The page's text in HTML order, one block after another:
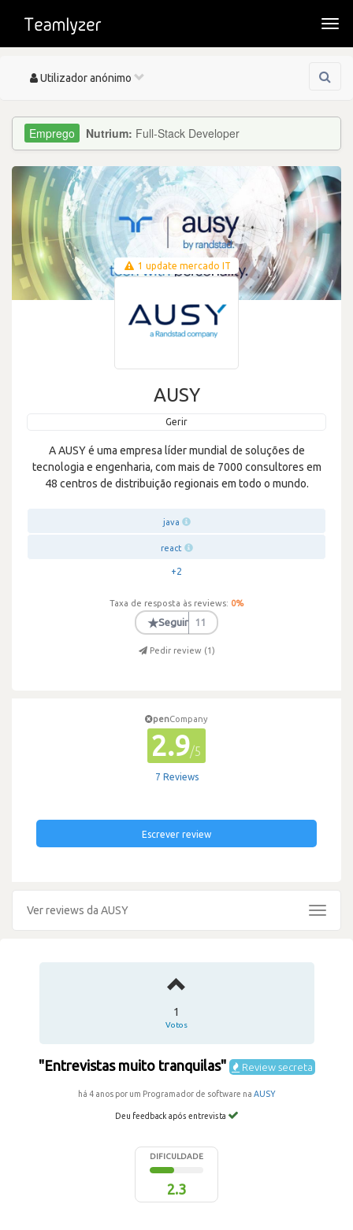
Toggle
Utilizador anónimo
Nutrium: Full-Stack Developer
1 update mercado IT
AUSY
Gerir
A AUSY é uma empresa líder mundial de soluções de
tecnologia e engenharia, com mais de 7000 consultores em
48 centros de distribuição regionais em todo o mundo.
java
react
+2
Taxa de resposta às reviews: 0%
★Seguir 11
Pedir review (1)
penCompany
2.9/5
7 Reviews
Escrever review
Ver reviews da AUSY
Toggle
1
Votos
"Entrevistas muito tranquilas" Review secreta
há 4 anos por um Programador de software na AUSY
Deu feedback após entrevista
DIFICULDADE
2.3